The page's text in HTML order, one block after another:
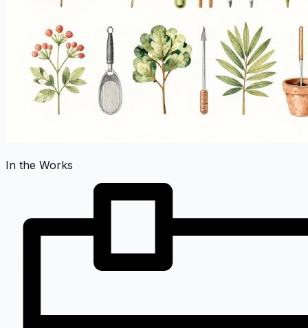
In the Works